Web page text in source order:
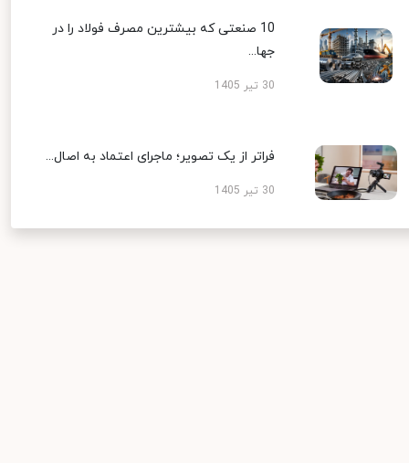
10 صنعتی که بیشترین مصرف فولاد را در
جها...
30 تیر 1405
فراتر از یک تصویر؛ ماجرای اعتماد به اصال...
30 تیر 1405